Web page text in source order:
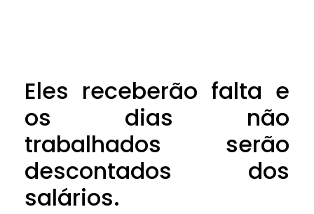
Eles receberão falta e
os dias não
trabalhados serão
descontados dos
salários.